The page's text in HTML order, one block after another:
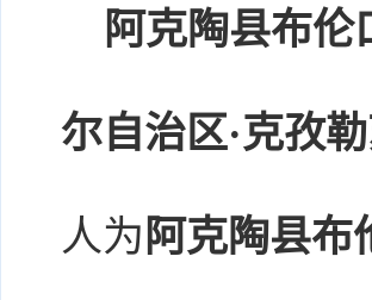
阿克陶县布伦
尔自治区·克孜
人为 阿克陶县布